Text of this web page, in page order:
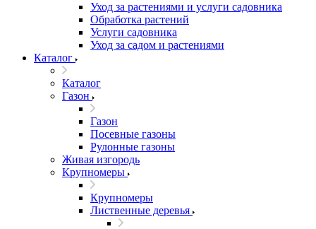
Уход за растениями и услуги садовника
Обработка растений
Услуги садовника
Уход за садом и растениями
Каталог
Каталог
Газон
Газон
Посевные газоны
Рулонные газоны
Живая изгородь
Крупномеры
Крупномеры
Лиственные деревья